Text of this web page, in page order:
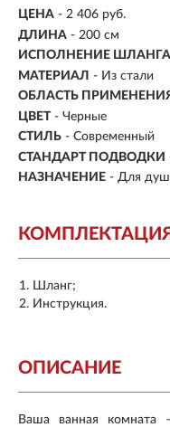
ЦЕНА - 2 406 руб.
ДЛИНА - 200 см
ИСПОЛНЕНИЕ ШЛАНГА
МАТЕРИАЛ - Из стали
ОБЛАСТЬ
ЦВЕТ - Черные
СТИЛЬ - Современный
СТАНДАРТ ПОДВОДКИ
НАЗНАЧЕНИЕ - Для
КОМПЛЕКТАЦИЯ
Шланг;
Инструкция.
ОПИСАНИЕ
Ваша ванная комната